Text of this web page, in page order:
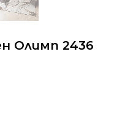
Олимп 2436